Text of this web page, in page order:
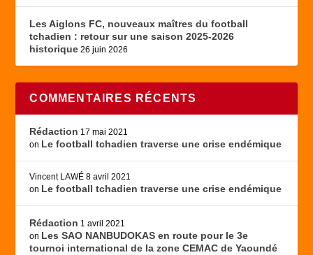
Les Aiglons FC, nouveaux maîtres du football
tchadien : retour sur une saison 2025-2026
historique 26 juin 2026
COMMENTAIRES RÉCENTS
Rédaction 17 mai 2021
on Le football tchadien traverse une crise endémique
Vincent LAWÉ 8 avril 2021
on Le football tchadien traverse une crise endémique
Rédaction 1 avril 2021
on Les SAO NANBUDOKAS en route pour le 3e
tournoi international de la zone CEMAC de Yaoundé